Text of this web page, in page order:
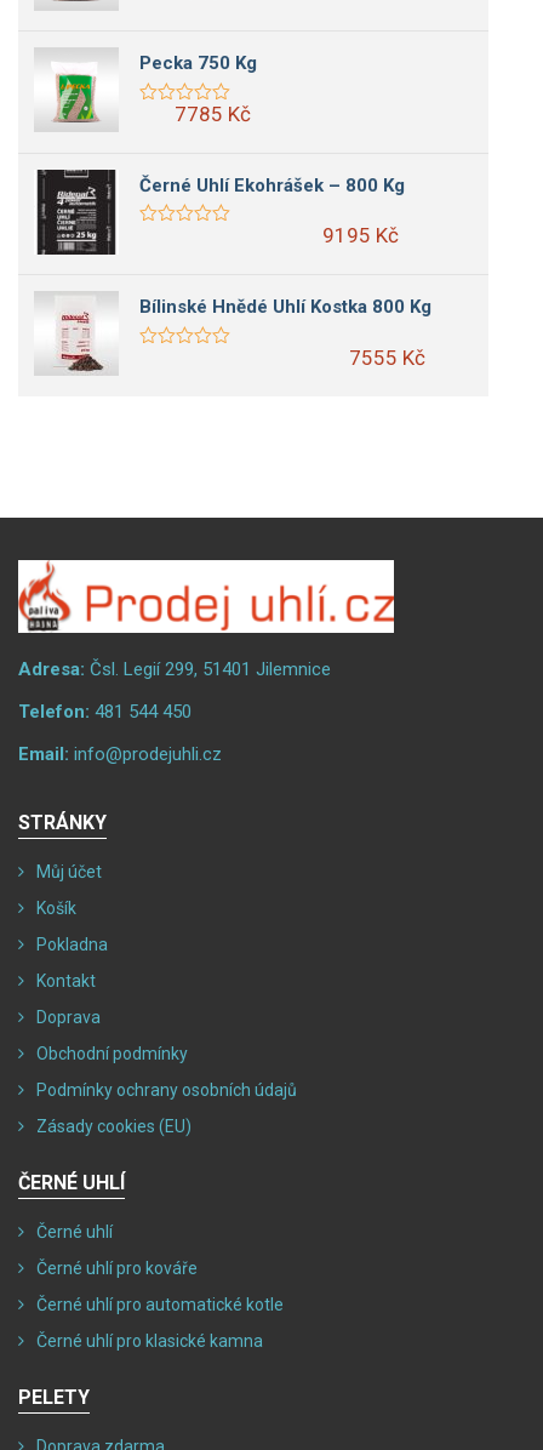
Pecka 750 Kg
7785 Kč
Černé Uhlí Ekohrášek – 800 Kg
9195 Kč
Bílinské Hnědé Uhlí Kostka 800 Kg
7555 Kč
Adresa: Čsl. Legií 299, 51401 Jilemnice
Telefon: 481 544 450
Email: info@prodejuhli.cz
STRÁNKY
Můj účet
Košík
Pokladna
Kontakt
Doprava
Obchodní podmínky
Podmínky ochrany osobních údajů
Zásady cookies (EU)
ČERNÉ UHLÍ
Černé uhlí
Černé uhlí pro kováře
Černé uhlí pro automatické kotle
Černé uhlí pro klasické kamna
PELETY